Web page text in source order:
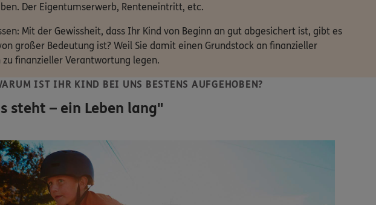
Der Eigentumserwerb, Renteneintritt, etc.
Mit der Gewissheit, dass Ihr Kind von Beginn an gut abgesichert ist, gibt es
großer Bedeutung ist? Weil Sie damit einen Grundstock an finanzieller
finanzieller Verantwortung legen.
IST IHR KIND BEI UNS BESTENS AUFGEHOBEN?
steht – ein Leben lang"